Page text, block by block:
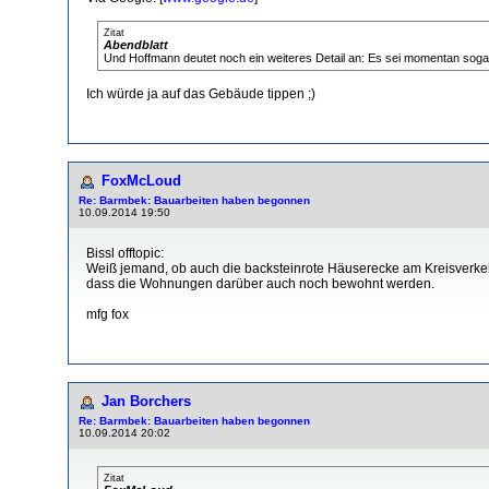
Zitat
Abendblatt
Und Hoffmann deutet noch ein weiteres Detail an: Es sei momentan
Ich würde ja auf das Gebäude tippen ;)
FoxMcLoud
Re: Barmbek: Bauarbeiten haben begonnen
10.09.2014 19:50
Bissl offtopic:
Weiß jemand, ob auch die backsteinrote Häuserecke am
dass die Wohnungen darüber auch noch bewohnt werden.
mfg fox
Jan Borchers
Re: Barmbek: Bauarbeiten haben begonnen
10.09.2014 20:02
Zitat